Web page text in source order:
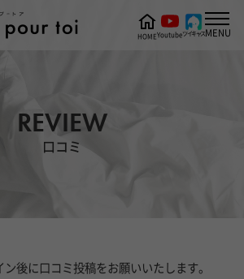
REVIEW
口コミ
HOMEYoutubeツイキャスMENU
後に口コミ投稿をお願いいたします。